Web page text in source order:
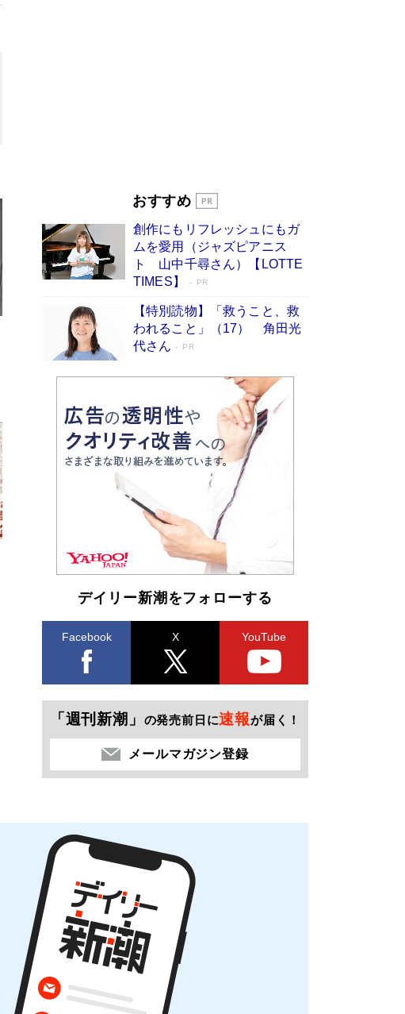
和田秀樹の70代、80代向け新書がベスト3を独
占 上半期1位にも選出［新書ベストセラー］
Book Bang
おすすめ
創作にもリフレッシュにもガ
ムを愛用（ジャズピアニス
ト 山中千尋さん）【LOTTE
TIMES】
PR
【特別読物】「救うこと、救
われること」（17） 角田光
代さん
PR
デイリー新潮をフォローする
Facebook X YouTube
「週刊新潮」 の発売前日に速報が届く！
メールマガジン登録